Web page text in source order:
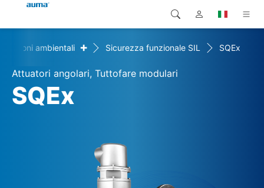
Prodotti
Soluzioni
Servizio di assistenza
Global
Europa
Nord America
Ricerca
ambientali + Sicurezza funzionale SIL SQEx
Attuatori angolari, Tuttofare modulari
SQEx